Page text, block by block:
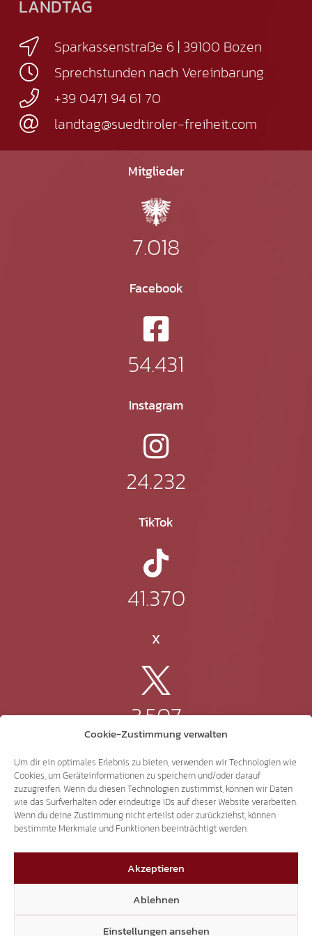
Cookie-Zustimmung verwalten
Um dir ein optimales Erlebnis zu bieten, verwenden wir Technologien wie
Cookies, um Geräteinformationen zu speichern und/oder darauf
zuzugreifen. Wenn du diesen Technologien zustimmst, können wir Daten
wie das Surfverhalten oder eindeutige IDs auf dieser Website verarbeiten.
Wenn du deine Zustimmung nicht erteilst oder zurückziehst, können
bestimmte Merkmale und Funktionen beeinträchtigt werden.
Akzeptieren
Ablehnen
Einstellungen ansehen
LANDTAG
Sparkassenstraße 6 | 39100 Bozen
Sprechstunden nach Vereinbarung
+39 0471 94 61 70
landtag@suedtiroler-freiheit.com
Mitglieder
7.018
Facebook
54.431
Instagram
24.232
TikTok
41.370
X
3.507
Threads
3.401
YouTube